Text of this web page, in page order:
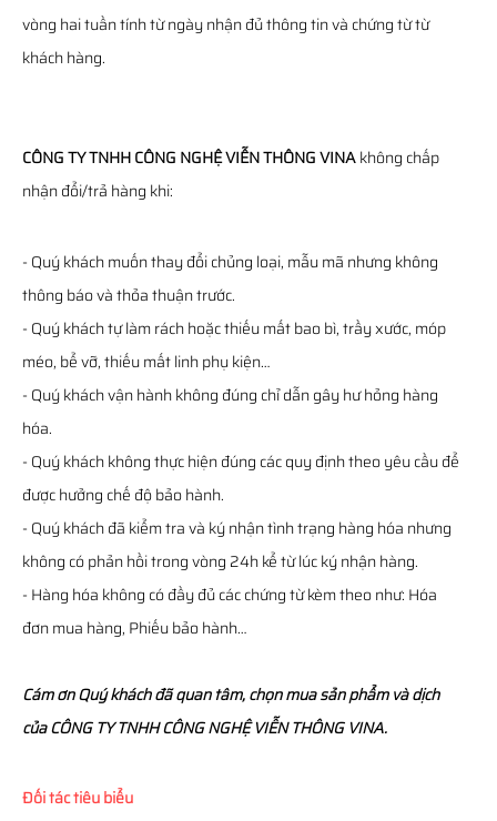
vòng hai tuần tính từ ngày nhận đủ thông tin và chứng từ từ
khách hàng.
CÔNG TY TNHH CÔNG NGHỆ VIỄN THÔNG VINAkhông chấp
nhận đổi/trả hàng khi:
- Quý khách muốn thay đổi chủng loại, mẫu mã nhưng không
thông báo và thỏa thuận trước.
- Quý khách tự làm rách hoặc thiếu mất bao bì, trầy xước, móp
méo, bể vỡ, thiếu mất linh phụ kiện…
- Quý khách vận hành không đúng chỉ dẫn gây hư hỏng hàng
hóa.
- Quý khách không thực hiện đúng các quy định theo yêu cầu để
được hưởng chế độ bảo hành.
- Quý khách đã kiểm tra và ký nhận tình trạng hàng hóa nhưng
không có phản hồi trong vòng 24h kể từ lúc ký nhận hàng.
- Hàng hóa không có đầy đủ các chứng từ kèm theo như: Hóa
đơn mua hàng, Phiếu bảo hành…
Cám ơn Quý khách đã quan tâm, chọn mua sản phẩm và dịch
của CÔNG TY TNHH CÔNG NGHỆ VIỄN THÔNG VINA.
Đối tác tiêu biểu